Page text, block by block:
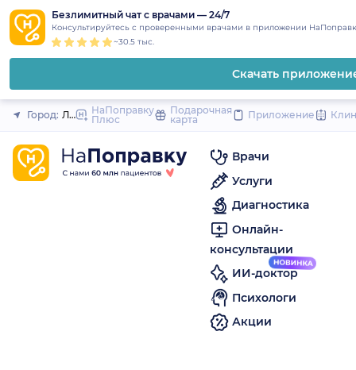
content
Безлимитный чат с врачами — 24/7
Консультируйтесь с проверенными врачами в приложении
~30.5 тыс.
Скачать
Закрыть
Город: ЛысьваНаПоправку
Плюс
Подарочная
карта
Приложение
Врачи
Услуги
Диагностика
Онлайн-
консультации
ИИ-доктор
Психологи
Акции